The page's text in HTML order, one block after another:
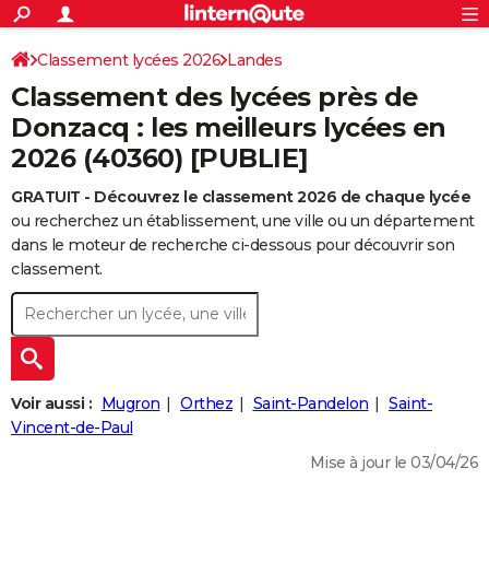
ACTUALITÉS
Politique
Société
Faits Divers
Education
Monde
Villes
+
SPORT
Coupe du monde 2026
Football
Tennis
Cyclisme
Rugby
Forum
Programme TV
TNT
Streaming
Cinéma
Sorties cinéma
Musique
+
FINANCE
Retraite
Impôts
Epargne
Immobilier
Risques naturels par ville
Banque
Assurance
Crédit
AUTO
Essais
Réserver un essai
Citadines
Berlines
SUV
Forum auto
+
HIGH-TECH
BRICOLAGE
Forum
Aménagement intérieur
Extérieur
Cuisine
Salle de bains
Jardinage
Rangement
+WEEK-END
Guides de France
Escapades
Patrimoine
Expositions
Musées
Week-end nature
+
LIFESTYLE
Art de vivre
Bien-être
Loisirs
Mode
Modes de vie
+SANTE
S'inscrire
Connexion
Classement lycées 2026 Landes
Classement des lycées près de
Donzacq : les meilleurs lycées en
2026 (40360) [PUBLIE]
GRATUIT - Découvrez le classement 2026 de chaque lycée
ou recherchez un établissement, une ville ou un département
dans le moteur de recherche ci-dessous pour découvrir son
classement.
Voir aussi : Mugron Orthez Saint-Pandelon
Saint-
Vincent-de-Paul
Mise à jour le 03/04/26